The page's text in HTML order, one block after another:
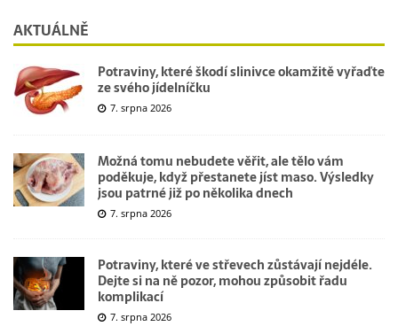
AKTUÁLNĚ
Potraviny, které škodí slinivce okamžitě vyřaďte
ze svého jídelníčku
7. srpna 2026
Možná tomu nebudete věřit, ale tělo vám
poděkuje, když přestanete jíst maso. Výsledky
jsou patrné již po několika dnech
7. srpna 2026
Potraviny, které ve střevech zůstávají nejdéle.
Dejte si na ně pozor, mohou způsobit řadu
komplikací
7. srpna 2026